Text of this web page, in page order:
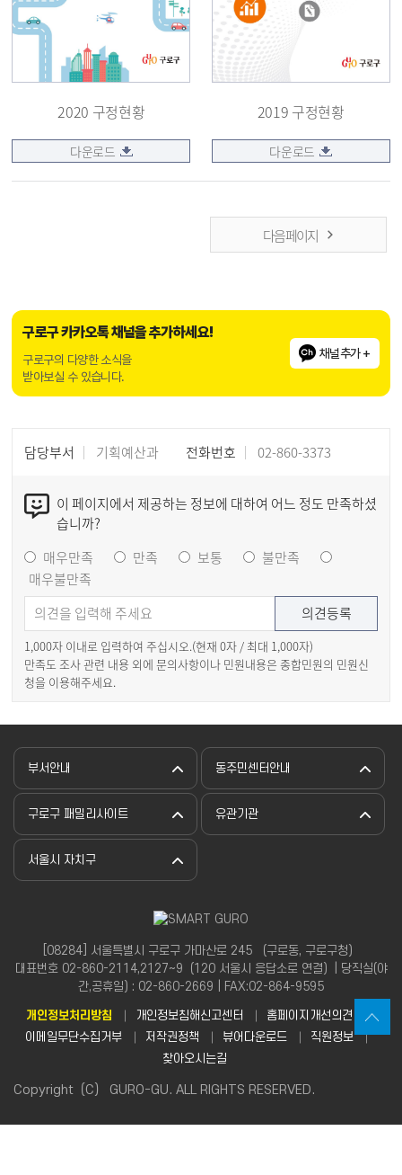
2020 구정현황
다운로드
2019 구정현황
다운로드
다음 페이지
구로구 카카오톡 채널을 추가하세요!
구로구의 다양한 소식을
받아보실 수 있습니다.
채널추가 +
담당부서 기획예산과 전화번호 02-860-3373
이 페이지에서 제공하는 정보에 대하여 어느 정도 만족하셨
습니까?
매우만족
만족 보통
불만족
매우불만족
1,000자 이내로 입력하여 주십시오.(현재 0자 / 최대 1,000자)
만족도 조사 관련 내용 외에 문의사항이나 민원내용은 종합민원의 민원신
청을 이용해주세요.
부서안내 동주민센터안내
구로구 패밀리사이트 유관기관
서울시 자치구
[08284] 서울특별시 구로구 가마산로 245 （구로동, 구로구청）
대표번호 02-860-2114,2127~9（120 서울시 응답소로 연결）| 당직실(야
간,공휴일) : 02-860-2669 | FAX:02-864-9595
개인정보처리방침 개인정보침해신고센터
홈페이지개선의견
이메일무단수집거부
저작권정책 뷰어다운로드
직원정보
찾아오시는길
Copyright（C） GURO-GU. ALL RIGHTS RESERVED.